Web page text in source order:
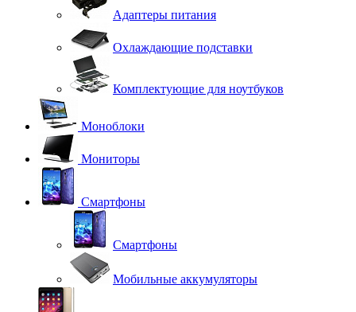
Адаптеры питания
Охлаждающие подставки
Комплектующие для ноутбуков
Моноблоки
Мониторы
Смартфоны
Смартфоны
Мобильные аккумуляторы